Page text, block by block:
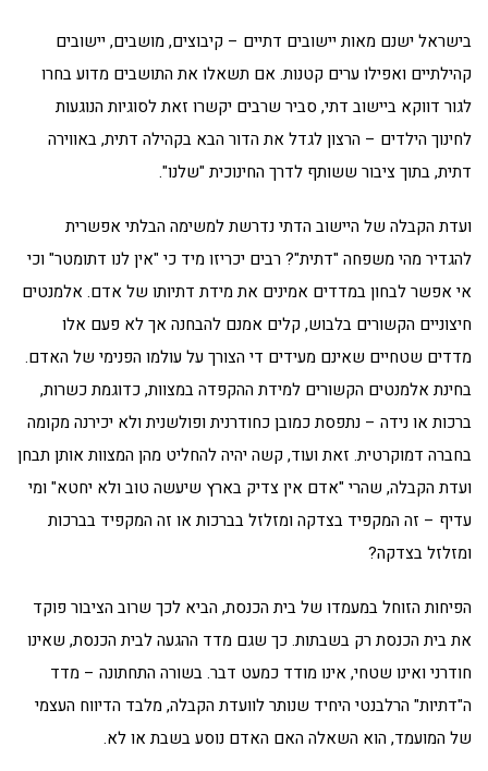
בישראל ישנם מאות יישובים דתיים – קיבוצים, מושבים, יישובים
קהילתיים ואפילו ערים קטנות. אם תשאלו את התושבים מדוע בחרו
לגור דווקא ביישוב דתי, סביר שרבים יקשרו זאת לסוגיות הנוגעות
לחינוך הילדים – הרצון לגדל את הדור הבא בקהילה דתית, באווירה
דתית, בתוך ציבור ששותף לדרך החינוכית "שלנו".
ועדת הקבלה של היישוב הדתי נדרשת למשימה הבלתי אפשרית
להגדיר מהי משפחה "דתית"? רבים יכריזו מיד כי "אין לנו דתומטר" וכי
אי אפשר לבחון במדדים אמינים את מידת דתיותו של אדם. אלמנטים
חיצוניים הקשורים בלבוש, קלים אמנם להבחנה אך לא פעם אלו
מדדים שטחיים שאינם מעידים די הצורך על עולמו הפנימי של האדם.
בחינת אלמנטים הקשורים למידת ההקפדה במצוות, כדוגמת כשרות,
ברכות או נידה – נתפסת כמובן כחודרנית ופולשנית ולא יכירנה מקומה
בחברה דמוקרטית. זאת ועוד, קשה יהיה להחליט מהן המצוות אותן תבחן
ועדת הקבלה, שהרי "אדם אין צדיק בארץ שיעשה טוב ולא יחטא" ומי
עדיף – זה המקפיד בצדקה ומזלזל בברכות או זה המקפיד בברכות
ומזלזל בצדקה?
הפיחות הזוחל במעמדו של בית הכנסת, הביא לכך שרוב הציבור פוקד
את בית הכנסת רק בשבתות. כך שגם מדד ההגעה לבית הכנסת, שאינו
חודרני ואינו שטחי, אינו מודד כמעט דבר. בשורה התחתונה – מדד
ה"דתיות" הרלבנטי היחיד שנותר לוועדת הקבלה, מלבד הדיווח העצמי
של המועמד, הוא השאלה האם האדם נוסע בשבת או לא.